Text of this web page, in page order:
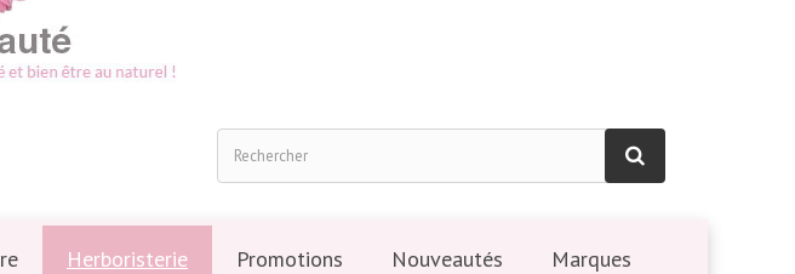
Herboristerie Promotions Nouveautés Marques